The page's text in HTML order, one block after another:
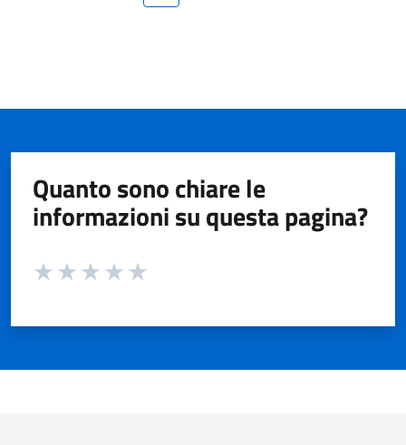
Quanto sono chiare le
informazioni su questa pagina?
Valuta da 1 a 5 stelle la pagina